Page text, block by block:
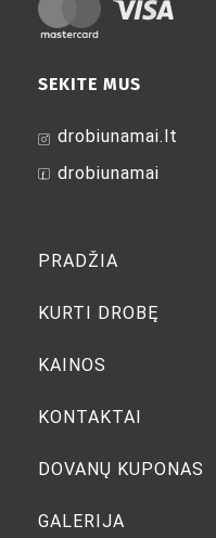
PRADŽIA
KURTI DROBĘ
KAINOS
KONTAKTAI
DOVANŲ KUPONAS
GALERIJA
SEKITE MUS
drobiunamai.lt
drobiunamai